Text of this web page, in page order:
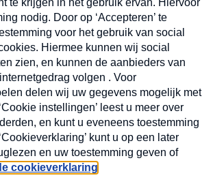
Volg ons op
Cookieverklaring Kwetsbaarheid
X
gratis abonnement op de MAX
Elke maandag en
mailbox.